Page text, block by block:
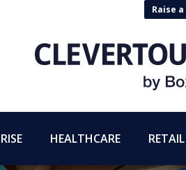
Raise
HEALTHCARE RETAIL